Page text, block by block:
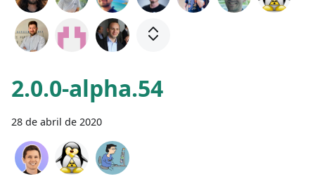
2.0.0-alpha.54
28 de abril de 2020